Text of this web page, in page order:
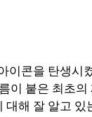
이콘을 탄생
이 붙은 최초
해 잘 알고